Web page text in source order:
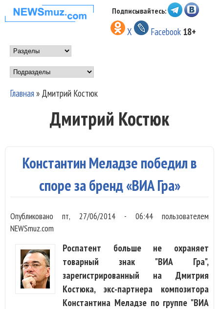
Перейти к основному
содержанию
НОВОСТИ
МУЗЫКИ И
ШОУ БИЗНЕСА
NEWSMUZ.COM
Подписывайтесь:
X Facebook 18+
Main menu
Подразделы
Вы здесь
Главная» Дмитрий Костюк
Дмитрий Костюк
Константин Меладзе победил в
споре за бренд «ВИА Гра»
Опубликованопт, 27/06/2014 - 06:44пользователем
NEWSmuz.com
Роспатент больше не охраняет
товарный знак "ВИА Гра",
зарегистрированный на Дмитрия
Костюка, экс-партнера композитора
Константина Меладзе по группе "ВИА